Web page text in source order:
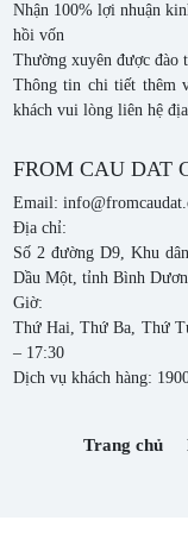
Nhận 100% lợi nhuận
hồi vốn
Thường xuyên được đào
Thông tin chi tiết thêm
khách vui lòng liên hệ
FROM CAU DAT
Email:
Địa chỉ:
Số 2 đường D9, Khu
Dầu Một, tỉnh Bình
Giờ:
Thứ Hai, Thứ Ba, Thứ
– 17:30
Dịch vụ khách hàng:
Trang chủ